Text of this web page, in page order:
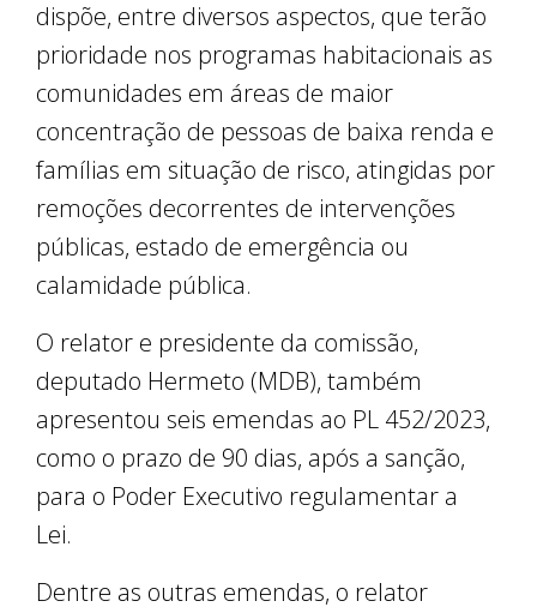
dispõe, entre diversos aspectos, que terão
prioridade nos programas habitacionais as
comunidades em áreas de maior
concentração de pessoas de baixa renda e
famílias em situação de risco, atingidas por
remoções decorrentes de intervenções
públicas, estado de emergência ou
calamidade pública.
O relator e presidente da comissão,
deputado Hermeto (MDB), também
apresentou seis emendas ao PL 452/2023,
como o prazo de 90 dias, após a sanção,
para o Poder Executivo regulamentar a
Lei.
Dentre as outras emendas, o relator